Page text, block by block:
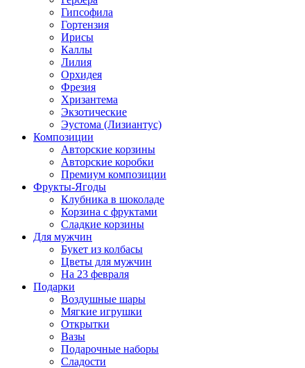
Гипсофила
Гортензия
Ирисы
Каллы
Лилия
Орхидея
Фрезия
Хризантема
Экзотические
Эустома (Лизиантус)
Композиции
Авторские корзины
Авторские коробки
Премиум композиции
Фрукты-Ягоды
Клубника в шоколаде
Корзина с фруктами
Сладкие корзины
Для мужчин
Букет из колбасы
Цветы для мужчин
На 23 февраля
Подарки
Воздушные шары
Мягкие игрушки
Открытки
Вазы
Подарочные наборы
Сладости